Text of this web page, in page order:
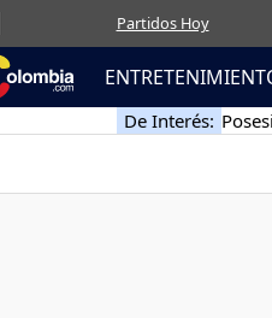
Partidos Hoy
De Interés: